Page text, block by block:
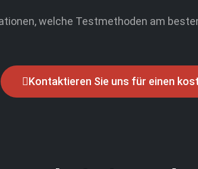
welche Testmethoden am
Kontaktieren Sie uns für einen